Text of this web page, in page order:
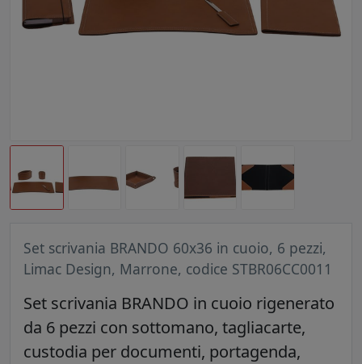
Set scrivania BRANDO 60x36 in cuoio, 6 pezzi,
Limac Design, Marrone, codice STBR06CC0011
Set scrivania BRANDO in cuoio rigenerato
da 6 pezzi con sottomano, tagliacarte,
custodia per documenti, portagenda,